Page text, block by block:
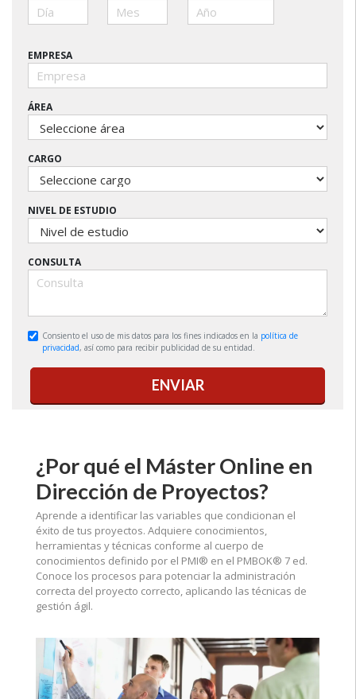
EMPRESA
ÁREA
CARGO
NIVEL DE ESTUDIO
CONSULTA
Consiento el uso de mis datos para los fines indicados en la política de
privacidad, así como para recibir publicidad de su entidad.
ENVIAR
¿Por qué el Máster Online en
Dirección de Proyectos?
Aprende a identificar las variables que condicionan el
éxito de tus proyectos. Adquiere conocimientos,
herramientas y técnicas conforme al cuerpo de
conocimientos definido por el PMI® en el PMBOK® 7 ed.
Conoce los procesos para potenciar la administración
correcta del proyecto correcto, aplicando las técnicas de
gestión ágil.